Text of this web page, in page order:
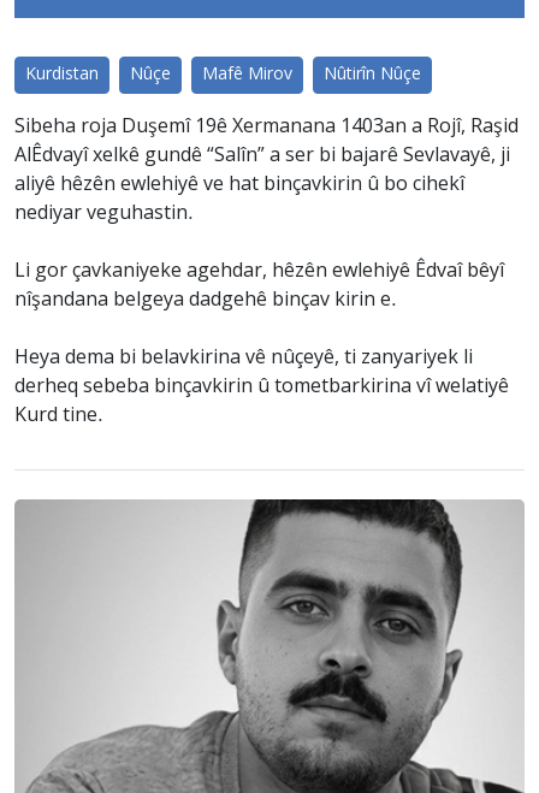
Kurdistan Nûçe Mafê Mirov Nûtirîn Nûçe
Sibeha roja Duşemî 19ê Xermanana 1403an a Rojî, Raşid
AlÊdvayî xelkê gundê “Salîn” a ser bi bajarê Sevlavayê, ji
aliyê hêzên ewlehiyê ve hat binçavkirin û bo cihekî
nediyar veguhastin.
Li gor çavkaniyeke agehdar, hêzên ewlehiyê Êdvaî bêyî
nîşandana belgeya dadgehê binçav kirin e.
Heya dema bi belavkirina vê nûçeyê, ti zanyariyek li
derheq sebeba binçavkirin û tometbarkirina vî welatiyê
Kurd tine.